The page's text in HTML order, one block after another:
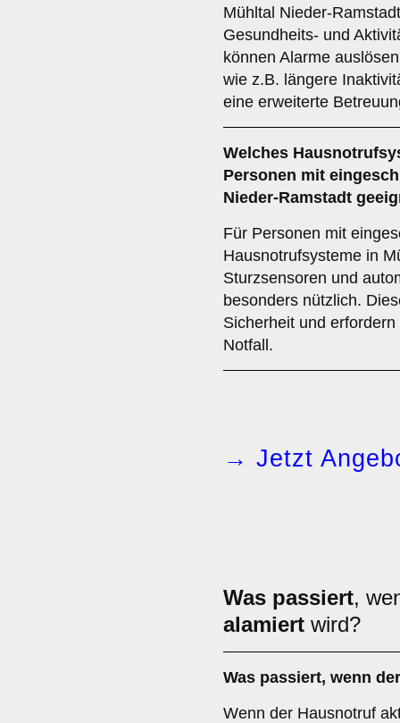
Mühltal Nieder-
Gesundheits- und
können Alarme
wie z.B. längere
eine erweiterte
Welches
Personen mit
Nieder-Ramstadt
Für Personen mit
Hausnotrufsysteme in
Sturzsensoren und
besonders nützlich.
Sicherheit und
Notfall.
→ Jetzt
Was passiert,
alamiert wird?
Was passiert, wenn
Wenn der Hausnotruf